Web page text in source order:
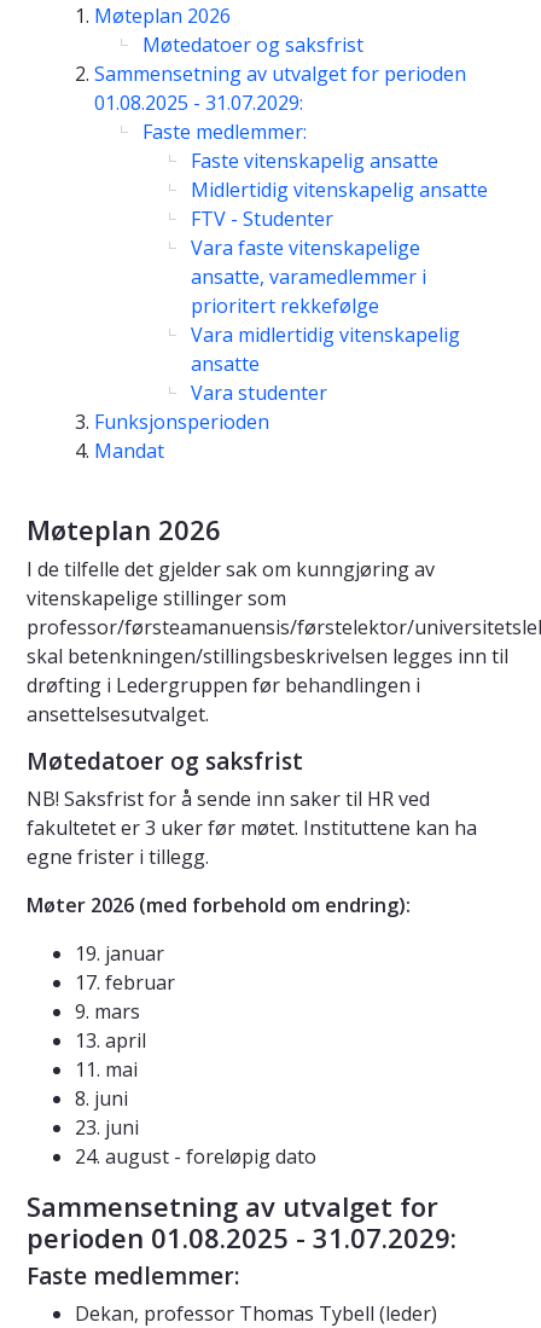
Møteplan 2026
Møtedatoer og saksfrist
Sammensetning av utvalget for perioden
01.08.2025 - 31.07.2029:
Faste medlemmer:
Faste vitenskapelig ansatte
Midlertidig vitenskapelig ansatte
FTV - Studenter
Vara faste vitenskapelige
ansatte, varamedlemmer i
prioritert rekkefølge
Vara midlertidig vitenskapelig
ansatte
Vara studenter
Funksjonsperioden
Mandat
Møteplan 2026
I de tilfelle det gjelder sak om kunngjøring av
vitenskapelige stillinger som
professor/førsteamanuensis/førstelektor/
skal betenkningen/stillingsbeskrivelsen legges inn til
drøfting i Ledergruppen før behandlingen i
ansettelsesutvalget.
Møtedatoer og saksfrist
NB! Saksfrist for å sende inn saker til HR ved
fakultetet er 3 uker før møtet. Instituttene kan ha
egne frister i tillegg.
Møter 2026 (med forbehold om endring):
19. januar
17. februar
9. mars
13. april
11. mai
8. juni
23. juni
24. august - foreløpig dato
Sammensetning av utvalget for
perioden 01.08.2025 - 31.07.2029:
Faste medlemmer:
Dekan, professor Thomas Tybell (leder)